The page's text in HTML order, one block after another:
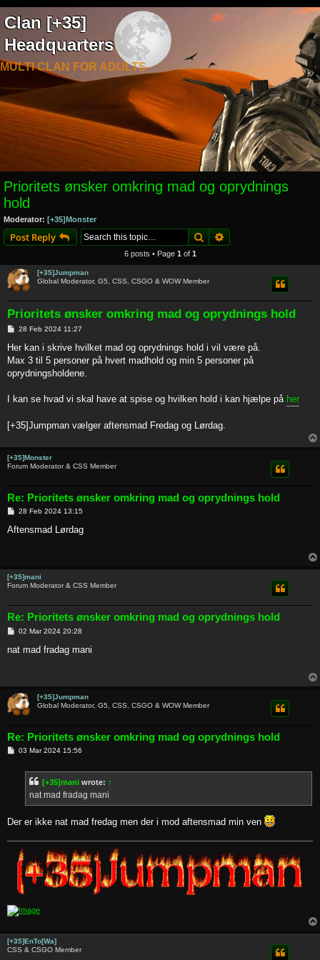
Clan [+35]
Headquarters
MULTI CLAN FOR ADULTS
Prioritets ønsker omkring mad og oprydnings
hold
Moderator: [+35]Monster
Post Reply Search
6 posts • Page 1 of 1
[+35]Jumpman
Global Moderator, G5, CSS, CSGO & WOW Member
Prioritets ønsker omkring mad og oprydnings hold
P
s
28 Feb 2024 11:27
Her kan i skrive hvilket mad og oprydnings hold i vil være på.
Max 3 til 5 personer på hvert madhold og min 5 personer på
oprydningsholdene.
I kan se hvad vi skal have at spise og hvilken hold i kan hjælpe på her
[+35]Jumpman vælger aftensmad Fredag og Lørdag.
[+35]Monster
Forum Moderator & CSS Member
Re: Prioritets ønsker omkring mad og oprydnings hold
P
s
28 Feb 2024 13:15
Aftensmad Lørdag
[+35]mani
Forum Moderator & CSS Member
Re: Prioritets ønsker omkring mad og oprydnings hold
P
s
02 Mar 2024 20:28
nat mad fradag mani
[+35]Jumpman
Global Moderator, G5, CSS, CSGO & WOW Member
Re: Prioritets ønsker omkring mad og oprydnings hold
P03 Mar 2024 15:56
[+35]mani wrote: ↑
nat mad fradag mani
Der er ikke nat mad fredag men der i mod aftensmad min ven
[+35]EnTo[Wa]
CSS & CSGO Member